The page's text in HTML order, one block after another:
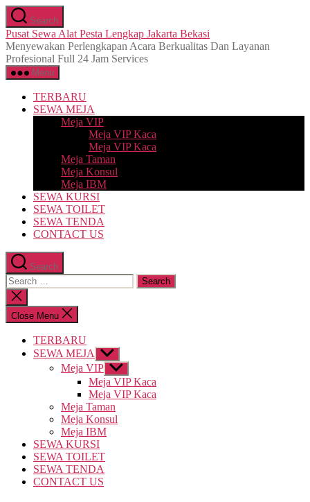
Skip
to
the
content
Search
Pusat Sewa Alat Pesta Lengkap Jakarta Bekasi
Menyewakan Perlengkapan Acara Berkualitas Dan Layanan
Profesional Full 24 Jam Services
Menu
TERBARU
SEWA MEJA
Meja VIP
Meja VIP Kaca
Meja VIP Kaca
Meja Taman
Meja Konsul
Meja IBM
SEWA KURSI
SEWA TOILET
SEWA TENDA
CONTACT US
Search
Search
for:
Close
search
Close Menu
TERBARU
SEWA MEJA
Show
sub
menu
Meja VIP Show
sub
menu
Meja VIP Kaca
Meja VIP Kaca
Meja Taman
Meja Konsul
Meja IBM
SEWA KURSI
SEWA TOILET
SEWA TENDA
CONTACT US